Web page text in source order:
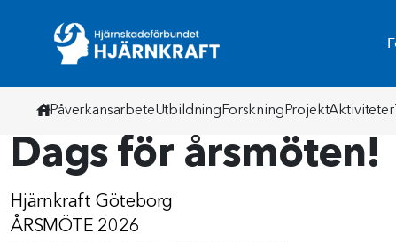
Aktuellt - Hem
PåverkansarbeteUtbildning Forskning ProjektAktiviteter
Dags för årsmöten!
Hjärnkraft Göteborg
ÅRSMÖTE 2026